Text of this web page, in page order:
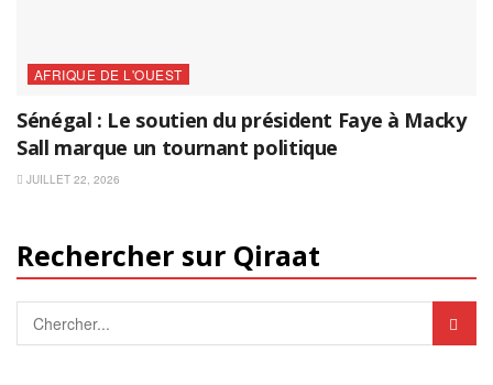
AFRIQUE DE L'OUEST
Sénégal : Le soutien du président Faye à Macky
Sall marque un tournant politique
JUILLET 22, 2026
Rechercher sur Qiraat